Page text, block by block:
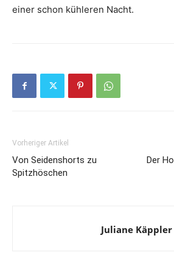
einer schon kühleren Nacht.
Vorheriger Artikel
Von Seidenshorts zu
Spitzhöschen
Der
Juliane Käppler